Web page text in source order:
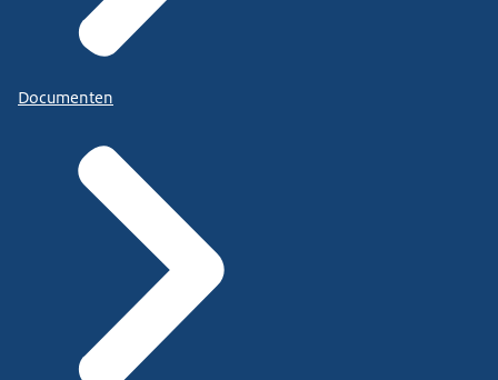
Documenten